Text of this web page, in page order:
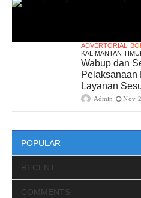
ADVERTORIAL
KALIMANTAN
Wabup dan
Pelaksanaan
Layanan
Admin Nov
POPULAR
RECENT
COMMENTS